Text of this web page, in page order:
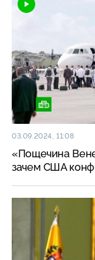
03.09.2024, 11:08
«Пощечина
зачем США